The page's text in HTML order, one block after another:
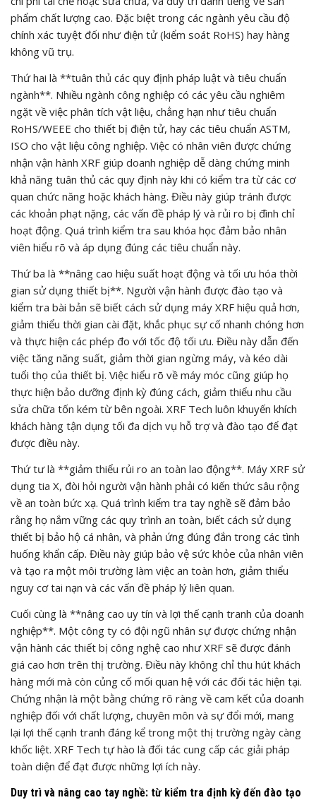
phẩm chất lượng cao. Đặc biệt trong các ngành yêu cầu độ
chính xác tuyệt đối như điện tử (kiểm soát RoHS) hay hàng
không vũ trụ.
Thứ hai là **tuân thủ các quy định pháp luật và tiêu chuẩn
ngành**. Nhiều ngành công nghiệp có các yêu cầu nghiêm
ngặt về việc phân tích vật liệu, chẳng hạn như tiêu chuẩn
RoHS/WEEE cho thiết bị điện tử, hay các tiêu chuẩn ASTM,
ISO cho vật liệu công nghiệp. Việc có nhân viên được chứng
nhận vận hành XRF giúp doanh nghiệp dễ dàng chứng minh
khả năng tuân thủ các quy định này khi có kiểm tra từ các cơ
quan chức năng hoặc khách hàng. Điều này giúp tránh được
các khoản phạt nặng, các vấn đề pháp lý và rủi ro bị đình chỉ
hoạt động. Quá trình kiểm tra sau khóa học đảm bảo nhân
viên hiểu rõ và áp dụng đúng các tiêu chuẩn này.
Thứ ba là **nâng cao hiệu suất hoạt động và tối ưu hóa thời
gian sử dụng thiết bị**. Người vận hành được đào tạo và
kiểm tra bài bản sẽ biết cách sử dụng máy XRF hiệu quả hơn,
giảm thiểu thời gian cài đặt, khắc phục sự cố nhanh chóng hơn
và thực hiện các phép đo với tốc độ tối ưu. Điều này dẫn đến
việc tăng năng suất, giảm thời gian ngừng máy, và kéo dài
tuổi thọ của thiết bị. Việc hiểu rõ về máy móc cũng giúp họ
thực hiện bảo dưỡng định kỳ đúng cách, giảm thiểu nhu cầu
sửa chữa tốn kém từ bên ngoài. XRF Tech luôn khuyến khích
khách hàng tận dụng tối đa dịch vụ hỗ trợ và đào tạo để đạt
được điều này.
Thứ tư là **giảm thiểu rủi ro an toàn lao động**. Máy XRF sử
dụng tia X, đòi hỏi người vận hành phải có kiến thức sâu rộng
về an toàn bức xạ. Quá trình kiểm tra tay nghề sẽ đảm bảo
rằng họ nắm vững các quy trình an toàn, biết cách sử dụng
thiết bị bảo hộ cá nhân, và phản ứng đúng đắn trong các tình
huống khẩn cấp. Điều này giúp bảo vệ sức khỏe của nhân viên
và tạo ra một môi trường làm việc an toàn hơn, giảm thiểu
nguy cơ tai nạn và các vấn đề pháp lý liên quan.
Cuối cùng là **nâng cao uy tín và lợi thế cạnh tranh của doanh
nghiệp**. Một công ty có đội ngũ nhân sự được chứng nhận
vận hành các thiết bị công nghệ cao như XRF sẽ được đánh
giá cao hơn trên thị trường. Điều này không chỉ thu hút khách
hàng mới mà còn củng cố mối quan hệ với các đối tác hiện tại.
Chứng nhận là một bằng chứng rõ ràng về cam kết của doanh
nghiệp đối với chất lượng, chuyên môn và sự đổi mới, mang
lại lợi thế cạnh tranh đáng kể trong một thị trường ngày càng
khốc liệt. XRF Tech tự hào là đối tác cung cấp các giải pháp
toàn diện để đạt được những lợi ích này.
Duy trì và nâng cao tay nghề: từ kiểm tra định kỳ đến đào tạo